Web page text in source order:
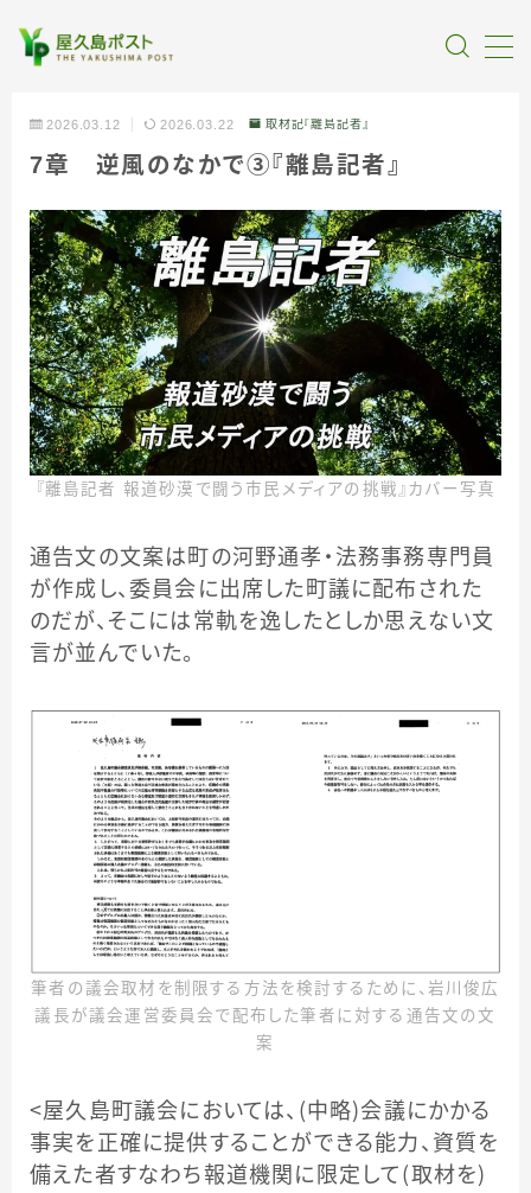
全記事カテゴリー
私たちについて
受賞・報道
情報提供
2026.03.12 2026.03.22 取材記『離島記者』
7章 逆風のなかで③『離島記者』
『離島記者 報道砂漠で闘う市民メディアの挑戦』カバー写真
通告文の文案は町の河野通孝・法務事務専門員
が作成し、委員会に出席した町議に配布された
のだが、そこには常軌を逸したとしか思えない文
言が並んでいた。
筆者の議会取材を制限する方法を検討するために、岩川俊広
議長が議会運営委員会で配布した筆者に対する通告文の文
案
＜屋久島町議会においては、（中略）会議にかかる
事実を正確に提供することができる能力、資質を
備えた者すなわち報道機関に限定して（取材を）